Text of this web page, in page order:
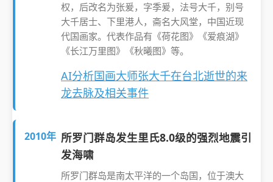
权，后改名为张爰，字季爰，法号大千，别号
大千居士、下里港人，斋名大风堂，中国近现
代国画家。代表作品有《荷花图》《爱痕湖》
《长江万里图》《秋曦图》等。
AI分析国画大师张大千在台北逝世的来
龙去脉及相关事件
2010年 所罗门群岛发生里氏8.0级的强烈地震引
发海啸
所罗门群岛是南太平洋的一个岛国，位于澳大